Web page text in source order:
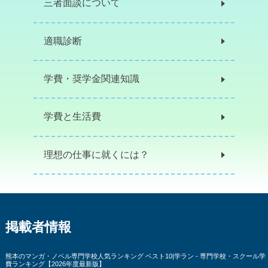
三者面談について
適職診断
学費・奨学金関連知識
学費と生活費
理想の仕事に就くには？
掲載者情報
熊本のマンガ・ノベル専門学校人気ランキング ベスト10|学ラン - 専門学校・スクール学
費ランキング【2026年度最新版】